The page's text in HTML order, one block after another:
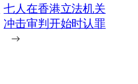
七人在香港立法机关
冲击审判开始时认罪
→